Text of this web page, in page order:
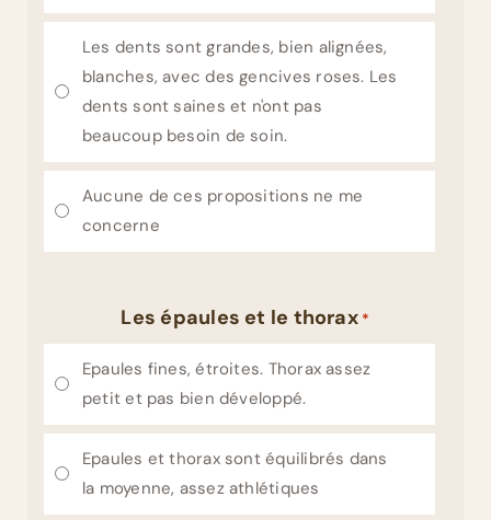
Les dents sont grandes, bien alignées,
blanches, avec des gencives roses. Les
dents sont saines et n'ont pas
beaucoup besoin de soin.
Aucune de ces propositions ne me
concerne
Les épaules et le thorax *
Epaules fines, étroites. Thorax assez
petit et pas bien développé.
Epaules et thorax sont équilibrés dans
la moyenne, assez athlétiques